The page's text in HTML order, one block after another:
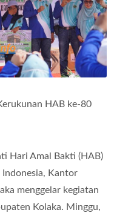
HAB ke-80
Hari Amal Bakti (HAB)
Indonesia, Kantor
menggelar kegiatan
Kolaka. Minggu,